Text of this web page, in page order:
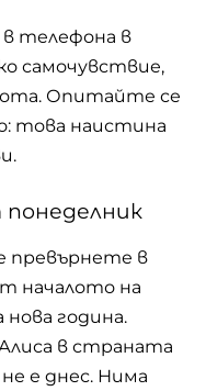
телефона в
самочувствие,
Опитайте се
това наистина
понеделник
превърнете в
началото на
година.
в страната
е днес. Нима